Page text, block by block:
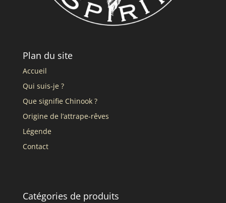
Plan du site
Accueil
Qui suis-je ?
Que signifie Chinook ?
Origine de l’attrape-rêves
Légende
Contact
Catégories de produits